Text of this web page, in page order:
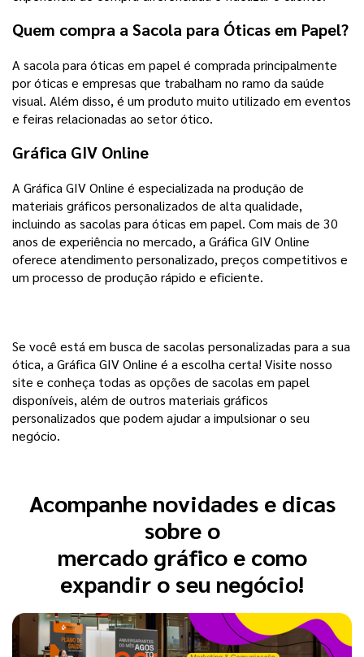
Quem compra a Sacola para Óticas em Papel?
A sacola para óticas em papel é comprada principalmente
por óticas e empresas que trabalham no ramo da saúde
visual. Além disso, é um produto muito utilizado em eventos
e feiras relacionadas ao setor ótico.
Gráfica GIV Online
A Gráfica GIV Online é especializada na produção de
materiais gráficos personalizados de alta qualidade,
incluindo as sacolas para óticas em papel. Com mais de 30
anos de experiência no mercado, a Gráfica GIV Online
oferece atendimento personalizado, preços competitivos e
um processo de produção rápido e eficiente.
Se você está em busca de sacolas personalizadas para a sua
ótica, a Gráfica GIV Online é a escolha certa! Visite nosso
site e conheça todas as opções de sacolas em papel
disponíveis, além de outros materiais gráficos
personalizados que podem ajudar a impulsionar o seu
negócio.
Acompanhe novidades e dicas
sobre o
mercado gráfico e como
expandir o seu negócio!